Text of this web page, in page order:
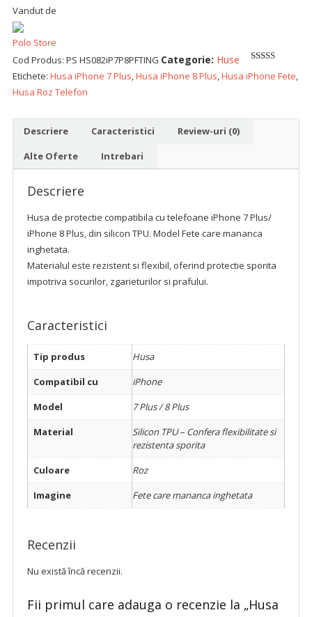
Vandut de
Polo Store
Cod Produs: PS HS082iP7P8PFTING Categorie: Huse
Etichete: Husa iPhone 7 Plus,Husa iPhone 8 Plus,Husa iPhone Fete,
Husa Roz Telefon
Descriere Caracteristici
Review-uri (0)
Alte Oferte
Intrebari
Descriere
Husa de protectie compatibila cu telefoane iPhone 7 Plus/
iPhone 8 Plus, din silicon TPU. Model Fete care mananca
inghetata.
Materialul este rezistent si flexibil, oferind protectie sporita
impotriva socurilor, zgarieturilor si prafului.
Caracteristici
Tip produs
Husa
Compatibil cu
iPhone
Model
7 Plus / 8 Plus
Material
Silicon TPU – Confera flexibilitate si
rezistenta sporita
Culoare
Roz
Imagine
Fete care mananca inghetata
Recenzii
Nu există încă recenzii.
Fii primul care adauga o recenzie la „Husa